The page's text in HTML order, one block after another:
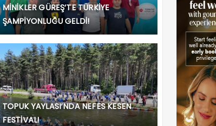
MİNİKLER GÜREŞ’TE TÜRKİYE
ŞAMPİYONLUĞU GELDİ!
TOPUK YAYLASI’NDA NEFES KESEN
FESTİVAL!